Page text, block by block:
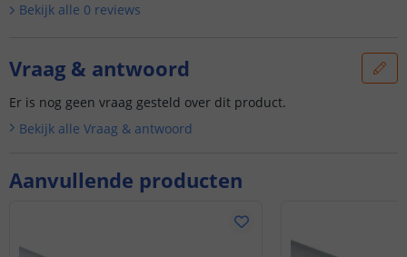
Aanvullende producten
Bekijk alle 0 reviews
Vraag & antwoord
Er is nog geen vraag gesteld over dit product.
Bekijk alle Vraag & antwoord